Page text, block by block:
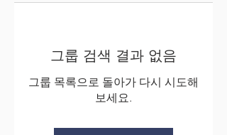
그룹 검색 결과 없음
그룹 목록으로 돌아가 다시 시도해
보세요.